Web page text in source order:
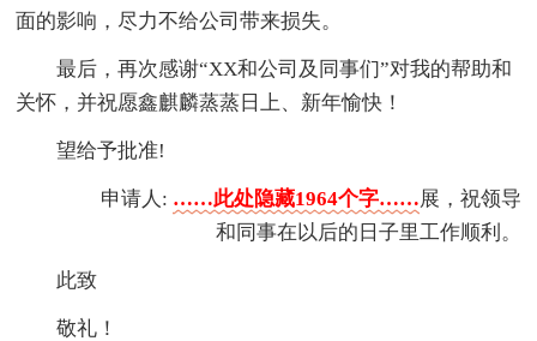
面的影响，尽力不给公司带来损失。
最后，再次感谢“XX和公司及同事们”对我的帮助和
关怀，并祝愿鑫麒麟蒸蒸日上、新年愉快！
望给予批准!
申请人: ……此处隐藏1964个字……展，祝领导
和同事在以后的日子里工作顺利。
此致
敬礼！